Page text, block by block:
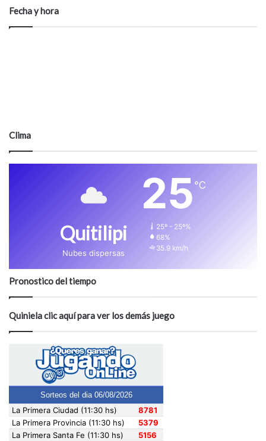
Fecha y hora
Clima
Quitilipi
Nubes dispersas
25 ℃
25º - 25º%
68%
35.9 km/h
Pronostico del tiempo
Quiniela clic aquí para ver los demás juego